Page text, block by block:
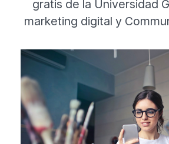
gratis de la Universidad
marketing digital y